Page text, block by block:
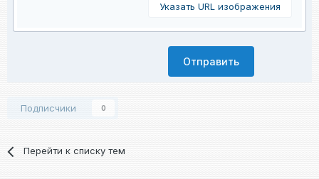
Указать URL изображения
Отправить
Подписчики 0
Перейти к списку тем